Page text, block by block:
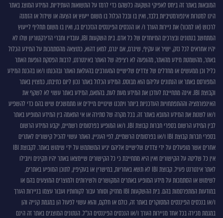
המובאות באתר זה ביחס לאפיקי השקעה כלשהם כדי לרמז על התשואות העתידיות. המידע המוצג באתר
הינו למטרות אינפורמטיביות בלבד, ואין בו ובכל הכלול בו משום ייעוץ או הצעה או שידול או הזמנה
לרכוש (או למכור) את ניירות הערך ו/ או הנכסים הפיננסים הנזכרים בו, ואין בו משום תחליף לייעוץ
המתחשב בנתונים ובצרכים המיוחדים של כל אדם. בית השקעות IBI, עובדיו וחברי הדירקטוריון שלו לא
יהיו אחראים לכל נזק, ישיר או עקיף, שיגרם, אם יגרם, למאן דהוא, כתוצאה מהסתמכות על המידע הכלול
באתר, מהשמטת מידע מהאתר, מהופעה לא רציפה של האתר באינטרנט, לרבות הפסקת הופעת האתר
כליל וכן ממעשים או מחדלים של צדדים שלישיים המעורבים בהעלאת האתר ובהכנתו ו/או בהכנת המידע
המפורסם באתר או הנתונים עליהם הוא מבוסס. המידע הכלול באתר נכון ליום כתיבתו, כמצוין באתר
וקבוצת IBI. אינה מתחייבת לעדכן את המידע מעת לעת. בהתאם, המידע באתר עשוי לא לשקף את
האינפורמציה וההתפתחויות העדכניות ביותר ויתכנו שינויים מיידים או מתמשכים שיש בהם כדי להשפיע
ו/או לשנות את המידע המובא באתר זה. בכל מקרה של סתירה או אי התאמה בין המידע המופיע באתר
לבין המידע הרשום בספרי חברות קבוצת IBI. ו/או המופיע בפרסומים רשמיים, יקבע המידע הרשום
בספרי חברות קבוצת IBI ו/או בפרסומים הרשמיים, לפי העניין. האתר עשוי להכיל קישורים לאתרים
אחרים אשר מופעלים על ידי צדדים שלישיים אליהם יגיע המשתמש על ידי שימוש באתר. לקבוצת IBI
אין כל שליטה על הקישורים ואין היא מתחייבת כי כל הקישורים שיימצאו באתר יהיו תקינים ויובילו
לאתר אינטרנט פעיל. קבוצת IBI לא תשא באחריות, במישרין או בעקיפין, לתוכן המופיע באתרים,
לשימוש או הסתמכות על מידע המופיע באתרים המקושרים ולשירותים ולמוצרים המוצעים בהם או
במודעות המתפרסמות בהם. בית ההשקעות IBI מחזיק וסוחר עבור לקוחותיו ועבור עצמו בניירות הערך
ו/או בנכסים הפיננסים המסוקרים באתר זה, כולם או חלקם, והוא עשוי לפעול הן במגמת קנייה והן
במגמת מכירה בכל אחד מניירות הערך ו/או הנכסים הפיננסים הנ"ל. הנתונים המוצגים באתר זה הינם